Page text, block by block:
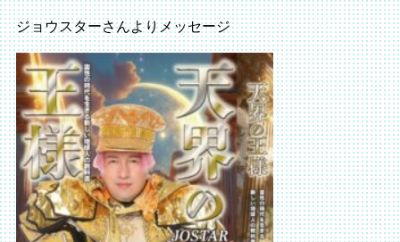
ジョウスターさんよりメッセージ